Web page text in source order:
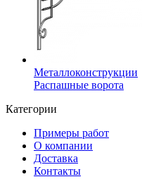
Металлоконструкции
Распашные ворота
Категории
Примеры работ
О компании
Доставка
Контакты